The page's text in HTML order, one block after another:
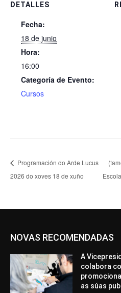
DETALLES
Fecha:
18 de junio
Hora:
16:00
Categoría de Evento:
Cursos
Programación do Arde Lucus
2026 do xoves 18 de xuño
NOVAS RECOMENDADAS
A
colabora
as súas